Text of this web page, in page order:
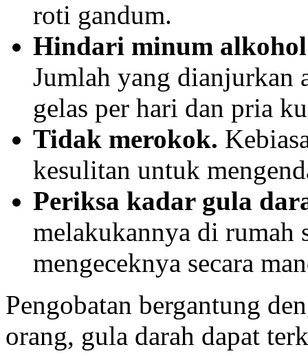
roti gandum.
Hindari minum
Jumlah yang dianjurkan
gelas per hari dan pria
Tidak merokok.
kesulitan untuk
Periksa kadar gula
melakukannya di rumah
mengeceknya secara
Pengobatan bergantung
orang, gula darah dapat